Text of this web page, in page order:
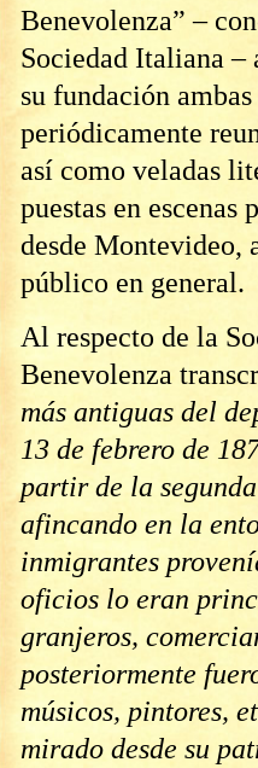
Benevolenza” –
Sociedad Italiana –
su fundación
periódicamente
así como veladas
puestas en escenas
desde Montevideo,
público en general.
Al respecto de la
Benevolenza
más antiguas del
13 de febrero de
partir de la
afincando en la
inmigrantes
oficios lo eran
granjeros,
posteriormente
músicos, pintores,
mirado desde su